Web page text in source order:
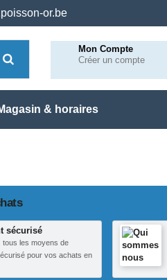
or.be
Mon Compte
Créer un compte
& horaires
sécurisé
tous les moyens de
pour vos achats en